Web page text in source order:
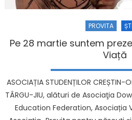
PROVITA
Pe 28 martie suntem
Viață
ASOCIAȚIA STUDENȚILOR CREȘTIN-
TÂRGU-JIU, alături de Asociaţia
Education Federation, Asociația